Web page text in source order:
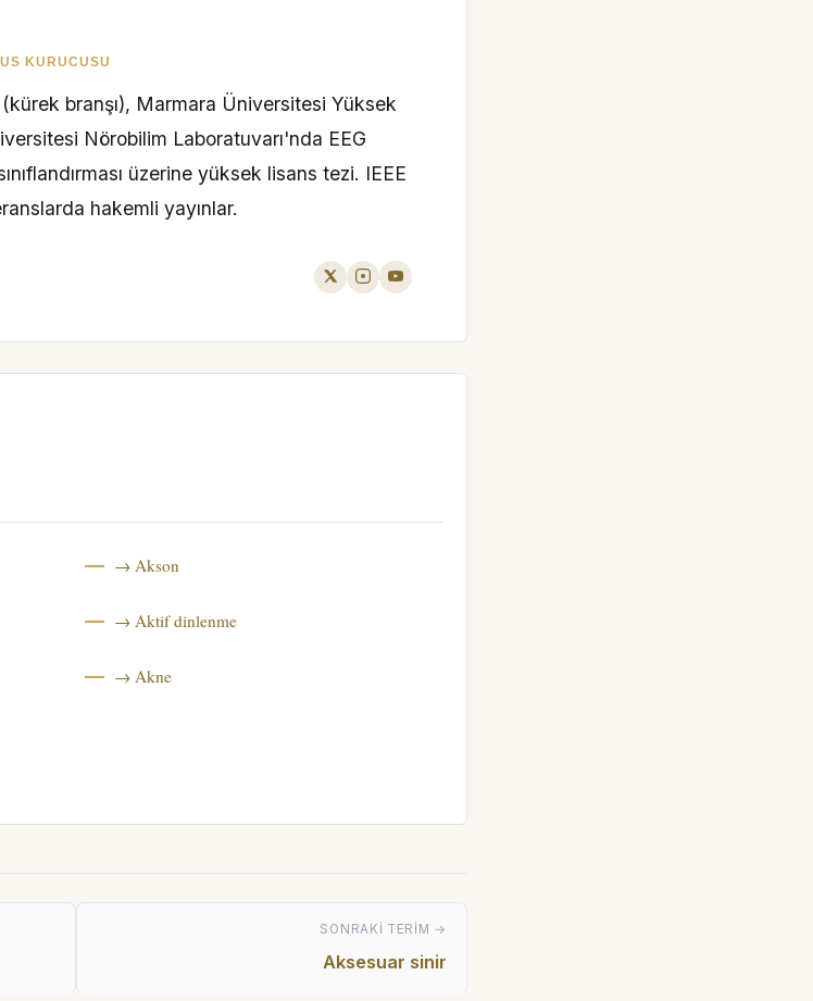
KURUCUSU
branşı), Marmara Üniversitesi Yüksek
Nörobilim Laboratuvarı'nda EEG
üzerine yüksek lisans tezi. IEEE
hakemli yayınlar.
→ Akson
→ Aktif dinlenme
→ Akne
SONRAKI TERIM →
Aksesuar sinir